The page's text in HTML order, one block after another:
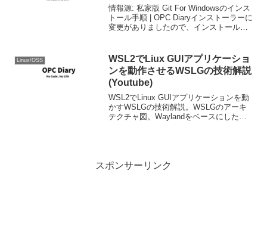
情報源: 私家版 Git For Windowsのインス
トール手順 | OPC Diaryインストーラーに
変更がありましたので、インストール手
Linux/OSS
WSL2でLiux GUIアプリケーショ
ンを動作させるWSLGの技術解説
(Youtube)
WSL2でLinux GUIアプリケーションを動
かすWSLGの技術解説。WSLGのアーキ
テクチャ図。Waylandをベースにした技
スポンサーリンク